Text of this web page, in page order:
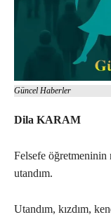
Güncel Haberler
Dila KARAM
Felsefe
utandım.
Utandım, kızdım,